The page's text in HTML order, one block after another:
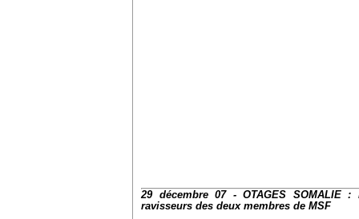
29 décembre 07 - OTAGES SOMALIE :
ravisseurs des deux membres de MSF